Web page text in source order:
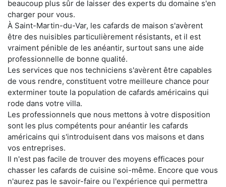
beaucoup plus sûr de laisser des experts du domaine s'en
charger pour vous.
À Saint-Martin-du-Var, les cafards de maison s'avèrent
être des nuisibles particulièrement résistants, et il est
vraiment pénible de les anéantir, surtout sans une aide
professionnelle de bonne qualité.
Les services que nos techniciens s'avèrent être capables
de vous rendre, constituent votre meilleure chance pour
exterminer toute la population de cafards américains qui
rode dans votre villa.
Les professionnels que nous mettons à votre disposition
sont les plus compétents pour anéantir les cafards
américains qui s'introduisent dans vos maisons et dans
vos entreprises.
Il n'est pas facile de trouver des moyens efficaces pour
chasser les cafards de cuisine soi-même. Encore que vous
n'aurez pas le savoir-faire ou l'expérience qui permettra